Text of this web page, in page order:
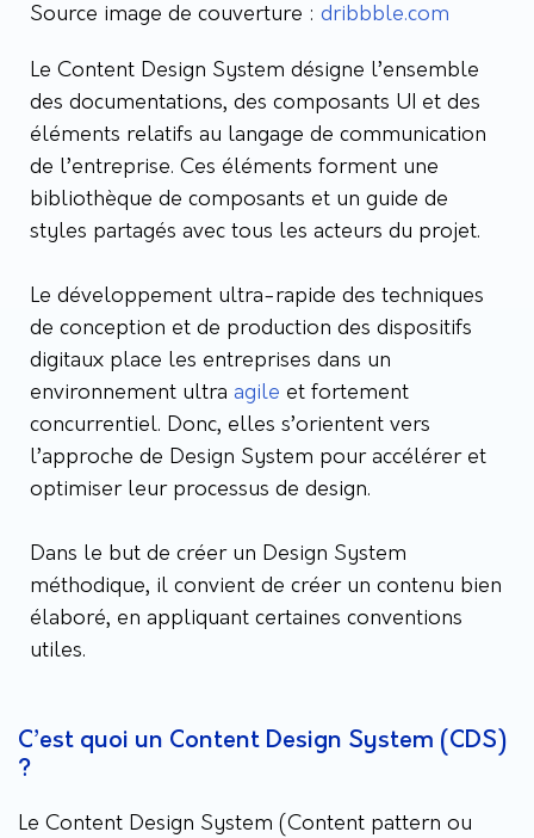
Source image de couverture : dribbble.com
Le Content Design System désigne l’ensemble
des documentations, des composants UI et des
éléments relatifs au langage de communication
de l’entreprise. Ces éléments forment une
bibliothèque de composants et un guide de
styles partagés avec tous les acteurs du projet.
Le développement ultra-rapide des techniques
de conception et de production des dispositifs
digitaux place les entreprises dans un
environnement ultra agile et fortement
concurrentiel. Donc, elles s’orientent vers
l’approche de Design System pour accélérer et
optimiser leur processus de design.
Dans le but de créer un Design System
méthodique, il convient de créer un contenu bien
élaboré, en appliquant certaines conventions
utiles.
C’est quoi un Content Design System (CDS)
?
Le Content Design System (Content pattern ou